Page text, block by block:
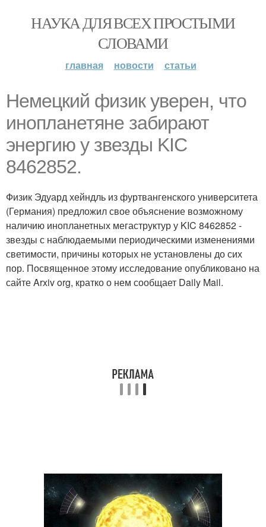
НАУКА ДЛЯ ВСЕХ ПРОСТЫМИ
СЛОВАМИ
главная новости статьи
Немецкий физик уверен, что
инопланетяне забирают
энергию у звезды KIC
8462852.
Физик Эдуард хейндль из фуртвангенского университета
(Германия) предложил свое объяснение возможному
наличию инопланетных мегаструктур у KIC 8462852 -
звезды с наблюдаемыми периодическими изменениями
светимости, причины которых не установлены до сих
пор. Посвященное этому исследование опубликовано на
сайте Arxiv org, кратко о нем сообщает Daily Mail.